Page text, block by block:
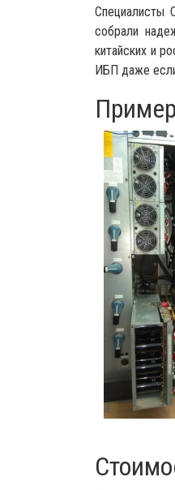
Специалисты
собрали
китайских и
ИБП даже